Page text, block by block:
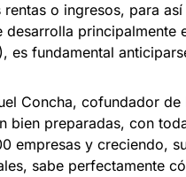
o ingresos, para
desarrolla
), es fundamental
Concha, cofundador de
bien preparadas, con
empresas y creciendo,
sabe perfectamente